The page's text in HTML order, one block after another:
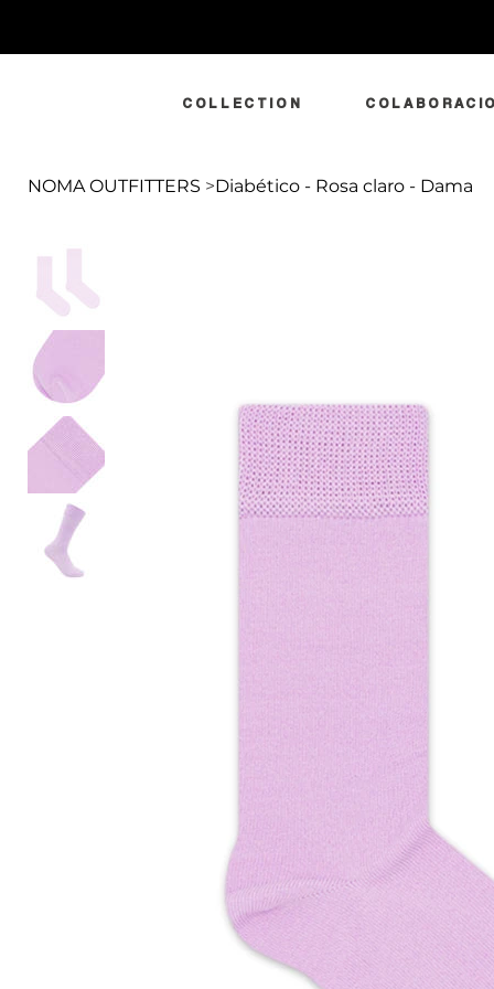
COLLECTION
NOMA OUTFITTERS >Diabético - Rosa claro - Dama